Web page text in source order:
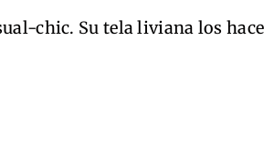
chic. Su tela liviana los hace